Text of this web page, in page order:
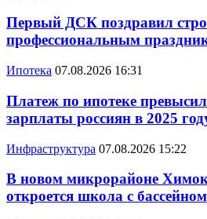
Первый ДСК поздравил
профессиональным
Ипотека 07.08.2026 16:31
Платеж по ипотеке
зарплаты россиян в 2025
Инфраструктура 07.08.2026 15:22
В новом микрорайоне Химок
откроется школа с